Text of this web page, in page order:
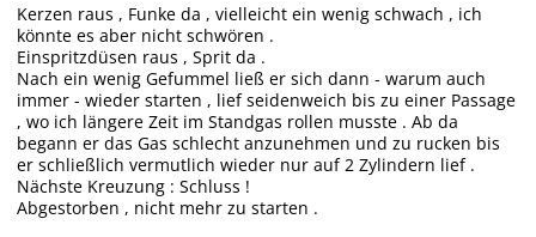
Kerzen raus , Funke da , vielleicht ein wenig schwach , ich
könnte es aber nicht schwören .
Einspritzdüsen raus , Sprit da .
Nach ein wenig Gefummel ließ er sich dann - warum auch
immer - wieder starten , lief seidenweich bis zu einer Passage
, wo ich längere Zeit im Standgas rollen musste . Ab da
begann er das Gas schlecht anzunehmen und zu rucken bis
er schließlich vermutlich wieder nur auf 2 Zylindern lief .
Nächste Kreuzung : Schluss !
Abgestorben , nicht mehr zu starten .